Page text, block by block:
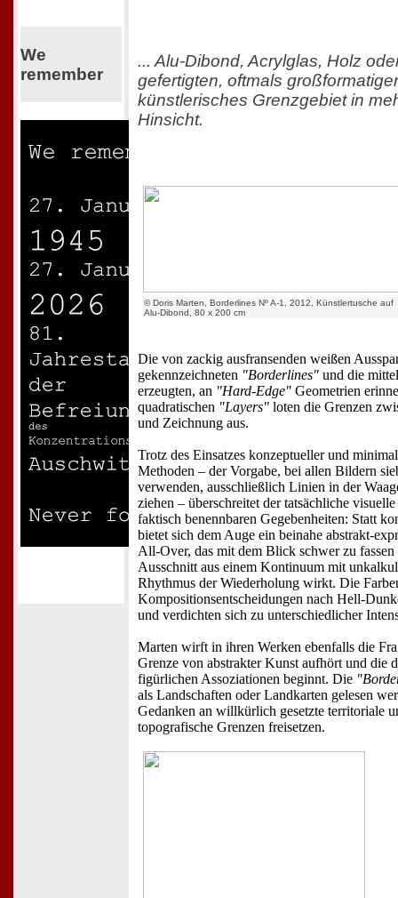
We
remember
... Alu-Dibond, Acrylglas, Holz
gefertigten, oftmals
künstlerisches Grenzgebiet in
Hinsicht.
© Doris Marten, Borderlines Nº A-1, 2012, Künstlertusche auf
Alu-Dibond, 80 x 200 cm
Die von zackig ausfransenden weißen
gekennzeichneten "Borderlines" und die
erzeugten, an "Hard-Edge" Geometrien
quadratischen "Layers" loten die Grenzen
und Zeichnung aus.
Trotz des Einsatzes konzeptueller und
Methoden – der Vorgabe, bei allen Bildern
verwenden, ausschließlich Linien in der
ziehen – überschreitet der tatsächliche
faktisch benennbaren Gegebenheiten: Statt
bietet sich dem Auge ein beinahe abstrakt-
All-Over, das mit dem Blick schwer zu
Ausschnitt aus einem Kontinuum mit
Rhythmus der Wiederholung wirkt. Die
Kompositionsentscheidungen nach Hell-
und verdichten sich zu unterschiedlicher
Marten wirft in ihren Werken ebenfalls die
Grenze von abstrakter Kunst aufhört und die
figürlichen Assoziationen beginnt. Die
als Landschaften oder Landkarten gelesen
Gedanken an willkürlich gesetzte territoriale
topografische Grenzen freisetzen.